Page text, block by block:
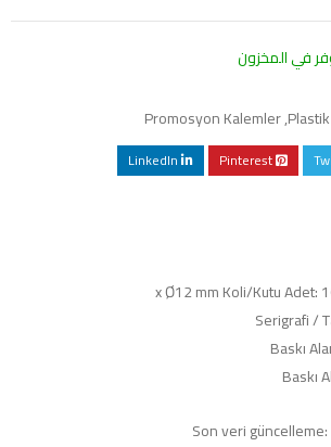
,
Promosyon Kalemler
Pinterest
LinkedIn
Serigrafi /
Baskı
Baskı
Son veri